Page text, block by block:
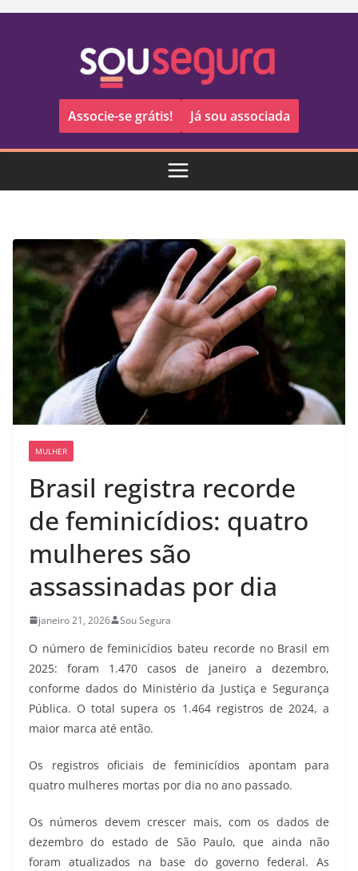
Pular
Associe-se grátis! Já sou associada
MULHER
Brasil registra recorde
de feminicídios: quatro
mulheres são
assassinadas por dia
janeiro 21, 2026 Sou Segura
O número de feminicídios bateu recorde no Brasil em
2025: foram 1.470 casos de janeiro a dezembro,
conforme dados do Ministério da Justiça e Segurança
Pública. O total supera os 1.464 registros de 2024, a
maior marca até então.
Os registros oficiais de feminicídios apontam para
quatro mulheres mortas por dia no ano passado.
Os números devem crescer mais, com os dados de
dezembro do estado de São Paulo, que ainda não
foram atualizados na base do governo federal. As